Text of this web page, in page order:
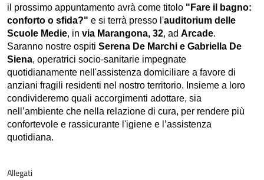
il prossimo appuntamento avrà come titolo "Fare il bagno:
conforto o sfida?" e si terrà presso l'auditorium delle
Scuole Medie, in via Marangona, 32, ad Arcade.
Saranno nostre ospiti Serena De Marchi e Gabriella De
Siena, operatrici socio-sanitarie impegnate
quotidianamente nell'assistenza domiciliare a favore di
anziani fragili residenti nel nostro territorio. Insieme a loro
condivideremo quali accorgimenti adottare, sia
nell’ambiente che nella relazione di cura, per rendere più
confortevole e rassicurante l'igiene e l’assistenza
quotidiana.
Allegati